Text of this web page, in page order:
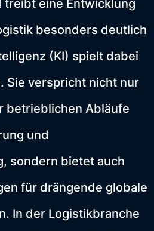
eine Entwicklung
besonders deutlich
(KI) spielt dabei
Sie verspricht nicht nur
betrieblichen Abläufe
und
sondern bietet auch
für drängende globale
In der Logistikbranche